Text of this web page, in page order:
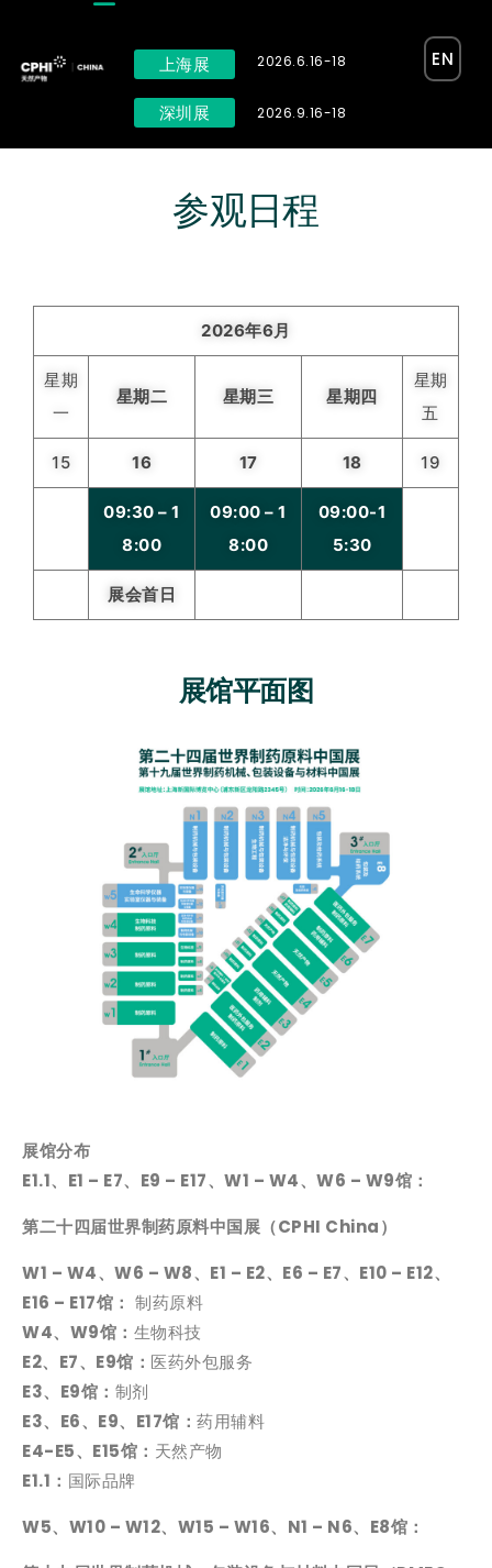
上海展
深圳展
2026.6.16-18
2026.9.16-18
EN
参观日程
2026年6月
星期
一
星期二 星期三 星期四
星期
五
15 16 17 18 19
09:30 – 1
8:00
09:00 – 1
8:00
09:00-1
5:30
展会首日
展馆平面图
展馆分布
E1.1、E1 – E7、E9 – E17、W1 – W4、W6 – W9馆：
第二十四届世界制药原料中国展（CPHI China）
W1 – W4、W6 – W8、E1 – E2、E6 – E7、E10 – E12、
E16 – E17馆： 制药原料
W4、W9馆： 生物科技
E2、E7、E9馆： 医药外包服务
E3、E9馆： 制剂
E3、E6、E9、E17馆： 药用辅料
E4-E5、E15馆： 天然产物
E1.1： 国际品牌
W5、W10 – W12、 W15 – W16、 N1 – N6、E8馆：